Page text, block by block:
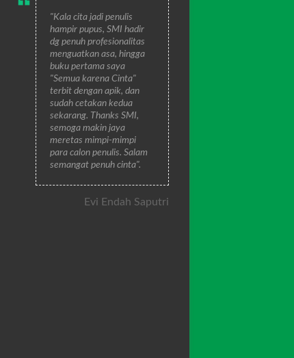
"Kala cita jadi penulis
hampir pupus, SMI hadir
dg penuh profesionalitas
menguatkan asa, hingga
buku pertama saya
"Semua karena Cinta"
terbit dengan apik, dan
sudah cetakan kedua
sekarang. Thanks SMI,
semoga makin jaya
meretas mimpi-mimpi
para calon penulis. Salam
semangat penuh cinta".
Evi Endah Saputri